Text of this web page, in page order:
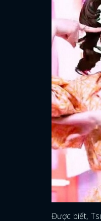
Được biết,